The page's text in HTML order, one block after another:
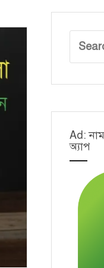
for:
Ad:
অ্যাপ